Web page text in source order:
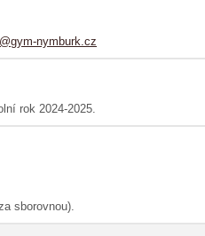
nymburk.cz
rok 2024-2025.
sborovnou).